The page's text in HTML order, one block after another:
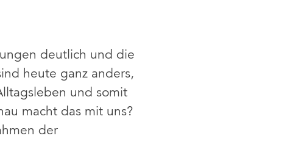
deutlich und die
heute ganz anders,
und somit
macht das mit uns?
der